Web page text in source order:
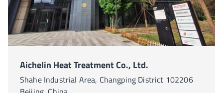
Aichelin Heat Treatment Co., Ltd.
Shahe Industrial Area, Changping District 102206